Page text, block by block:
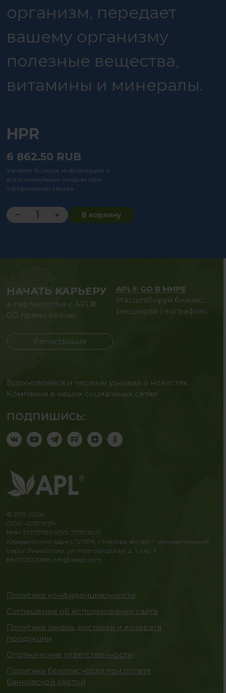
организм, передает
вашему организму
полезные вещества,
витамины и минералы.
HPR
6 862.50 RUB
Узнайте больше информации о
дополнительных скидках при
оформлении заказа
− + В корзину
НАЧАТЬ КАРЬЕРУ
в партнерстве с APL®
GO прямо сейчас
Регистрация
APL® GO В МИРЕ
Масштабируй бизнес,
расширяй географию.
Вдохновляйся и первым узнавай о новостях
Компании в наших социальных сетях!
ПОДПИШИСЬ:
© 2011-2026
ООО «ГЛБЭПЛ»
ИНН: 9717171510 КПП: 771501001
Юридический адрес: 127576, г.Москва, вн.тер.г. муниципальный
округ Лианозово, ул. Новгородская, д. 1, стр. 5
88002005388 info@aplgo.com
Политика конфиденциальности
Соглашение об использовании сайта
Политика заказа, доставки и возврата
продукции
Ограничение ответственности
Политика безопасности при оплате
банковской картой